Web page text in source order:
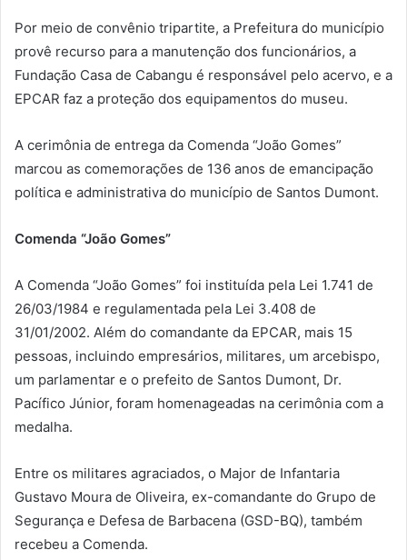
Por meio de convênio tripartite, a Prefeitura do município
provê recurso para a manutenção dos funcionários, a
Fundação Casa de Cabangu é responsável pelo acervo, e a
EPCAR faz a proteção dos equipamentos do museu.
A cerimônia de entrega da Comenda “João Gomes”
marcou as comemorações de 136 anos de emancipação
política e administrativa do município de Santos Dumont.
Comenda “João Gomes”
A Comenda “João Gomes” foi instituída pela Lei 1.741 de
26/03/1984 e regulamentada pela Lei 3.408 de
31/01/2002. Além do comandante da EPCAR, mais 15
pessoas, incluindo empresários, militares, um arcebispo,
um parlamentar e o prefeito de Santos Dumont, Dr.
Pacífico Júnior, foram homenageadas na cerimônia com a
medalha.
Entre os militares agraciados, o Major de Infantaria
Gustavo Moura de Oliveira, ex-comandante do Grupo de
Segurança e Defesa de Barbacena (GSD-BQ), também
recebeu a Comenda.